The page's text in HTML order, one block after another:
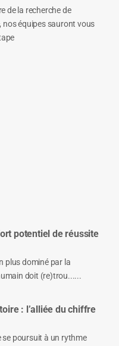
de la recherche de
équipes sauront vous
potentiel de réussite
plus dominé par la
doit (re)trou......
: l’alliée du chiffre
poursuit à un rythme